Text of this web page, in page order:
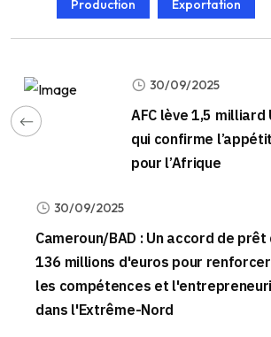
Production Exportation
30/09/2025
AFC lève 1,5 milliard
qui confirme
pour l’Afrique
30/09/2025
Cameroun/BAD : Un accord de prêt
136 millions d'euros pour renforcer
les compétences et
dans l'Extrême-Nord